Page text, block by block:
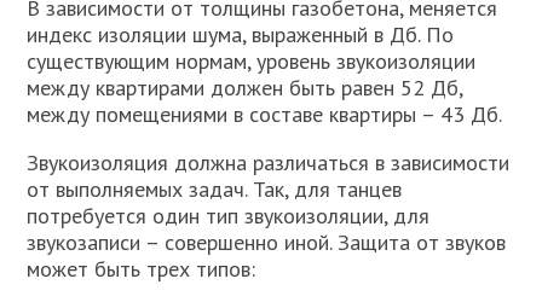
В зависимости от толщины газобетона, меняется
индекс изоляции шума, выраженный в Дб. По
существующим нормам, уровень звукоизоляции
между квартирами должен быть равен 52 Дб,
между помещениями в составе квартиры – 43 Дб.
Звукоизоляция должна различаться в зависимости
от выполняемых задач. Так, для танцев
потребуется один тип звукоизоляции, для
звукозаписи – совершенно иной. Защита от звуков
может быть трех типов: